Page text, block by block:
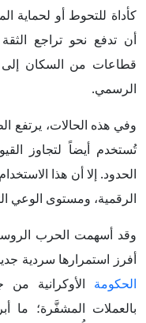
كأداة للتحوط أو لحماية
أن تدفع نحو تراجع
قطاعات من السكان إلى
الرسمي.
وفي هذه الحالات، يرتفع
تُستخدم أيضاً لتجاوز
الحدود. إلا أن هذا
الرقمية، ومستوى الوعي
وقد أسهمت الحرب
أفرز استمرارها سردية
الحكومة الأوكرانية من
بالعملات المشفَّرة؛ ما